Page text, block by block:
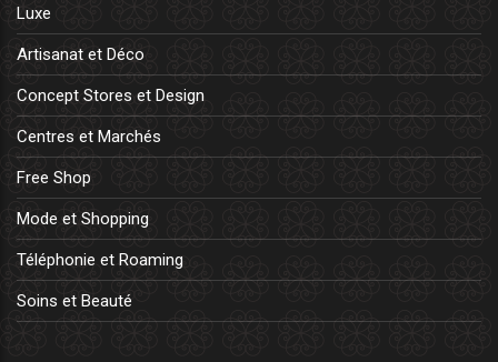
Luxe
Artisanat et Déco
Concept Stores et Design
Centres et Marchés
Free Shop
Mode et Shopping
Téléphonie et Roaming
Soins et Beauté